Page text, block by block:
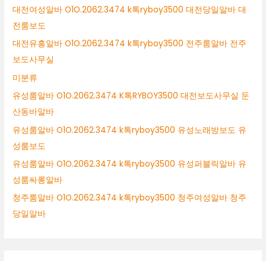
대전여성알바 O1O.2062.3474 k톡ryboy3500 대전당일알바 대
전룸보도
대전유흥알바 O1O.2062.3474 k톡ryboy3500 전주룸알바 전주
보도사무실
미분류
유성룸알바 O1O.2062.3474 K톡RYBOY3500 대전보도사무실 둔
산동바알바
유성룸알바 O1O.2062.3474 k톡ryboy3500 유성노래방보도 유
성룸보도
유성룸알바 O1O.2062.3474 k톡ryboy3500 유성퍼블릭알바 유
성룸싸롱알바
청주룸알바 O1O.2062.3474 k톡ryboy3500 청주여성알바 청주
당일알바